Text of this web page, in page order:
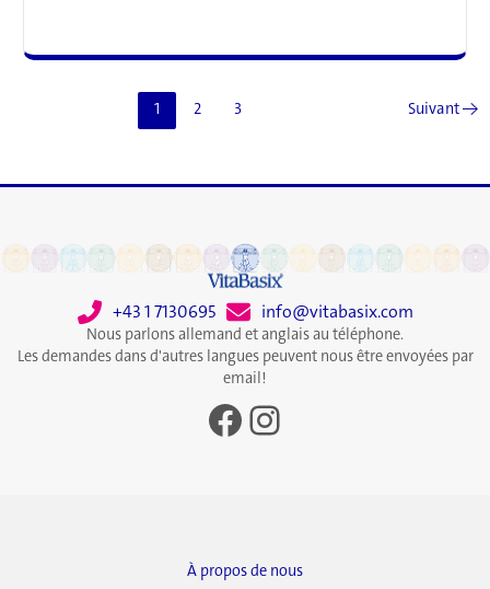
pour
1 2 3 Suivant→
+43 1 7130695 info@vitabasix.com
Nous parlons allemand et anglais au téléphone.
Les demandes dans d'autres langues peuvent nous être envoyées par
email!
Facebook
Instagram
À propos de nous